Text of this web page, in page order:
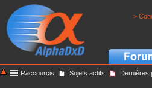
>
Raccourcis Sujets actifs Dernières